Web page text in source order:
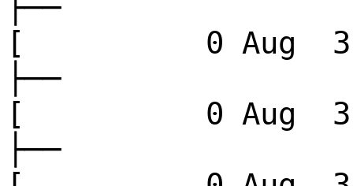
├──
[ 0 Aug 3
├──
[ 0 Aug 3
├──